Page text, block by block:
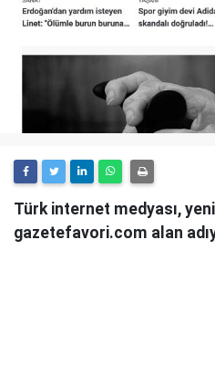
Türk internet medyası,
gazetefavori.com alan